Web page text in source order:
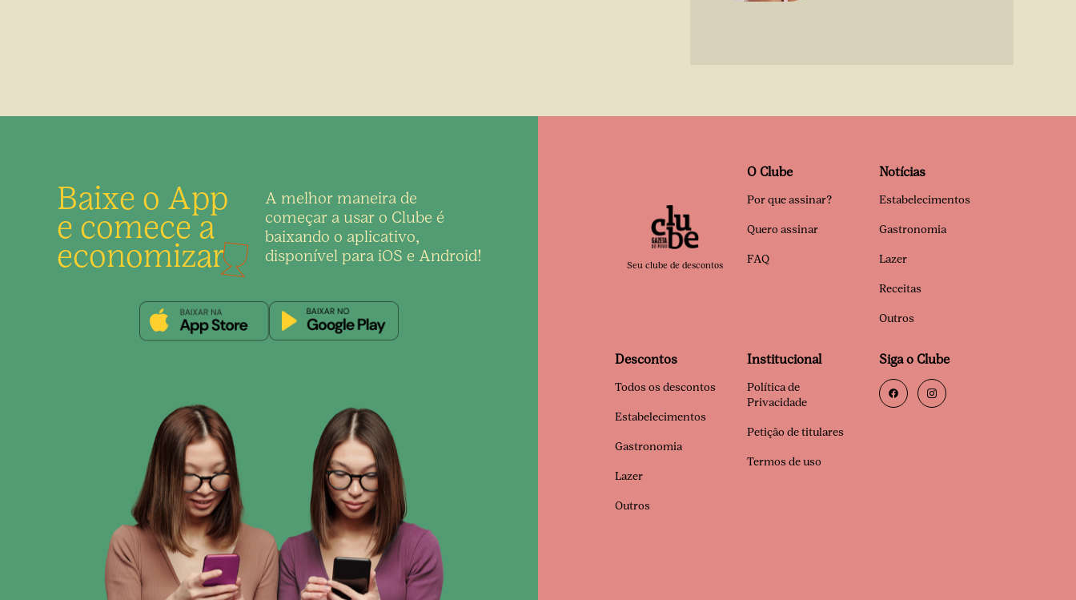
Baixe o App
e comece a
economizar
A melhor maneira de
começar a usar o Clube é
baixando o aplicativo,
disponível para iOS e Android!
Seu clube de descontos
O Clube
Por que assinar?
Quero assinar
FAQ
Notícias
Estabelecimentos
Gastronomia
Lazer
Receitas
Outros
Descontos
Todos os descontos
Estabelecimentos
Gastronomia
Lazer
Outros
Institucional
Política de
Privacidade
Petição de titulares
Termos de uso
Siga o Clube